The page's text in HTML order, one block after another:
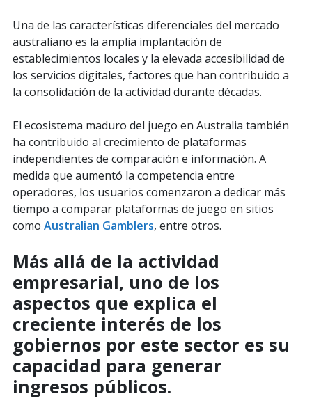
Una de las características diferenciales del mercado
australiano es la amplia implantación de
establecimientos locales y la elevada accesibilidad de
los servicios digitales, factores que han contribuido a
la consolidación de la actividad durante décadas.
El ecosistema maduro del juego en Australia también
ha contribuido al crecimiento de plataformas
independientes de comparación e información. A
medida que aumentó la competencia entre
operadores, los usuarios comenzaron a dedicar más
tiempo a comparar plataformas de juego en sitios
como Australian Gamblers, entre otros.
Más allá de la actividad
empresarial, uno de los
aspectos que explica el
creciente interés de los
gobiernos por este sector es su
capacidad para generar
ingresos públicos.